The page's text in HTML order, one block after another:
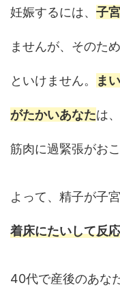
妊娠するには、 子
ませんが、そのた
といけません。 ま
がたかいあなたは
筋肉に過緊張がお
よって、精子が子
着床にたいして反
40代で産後のあな